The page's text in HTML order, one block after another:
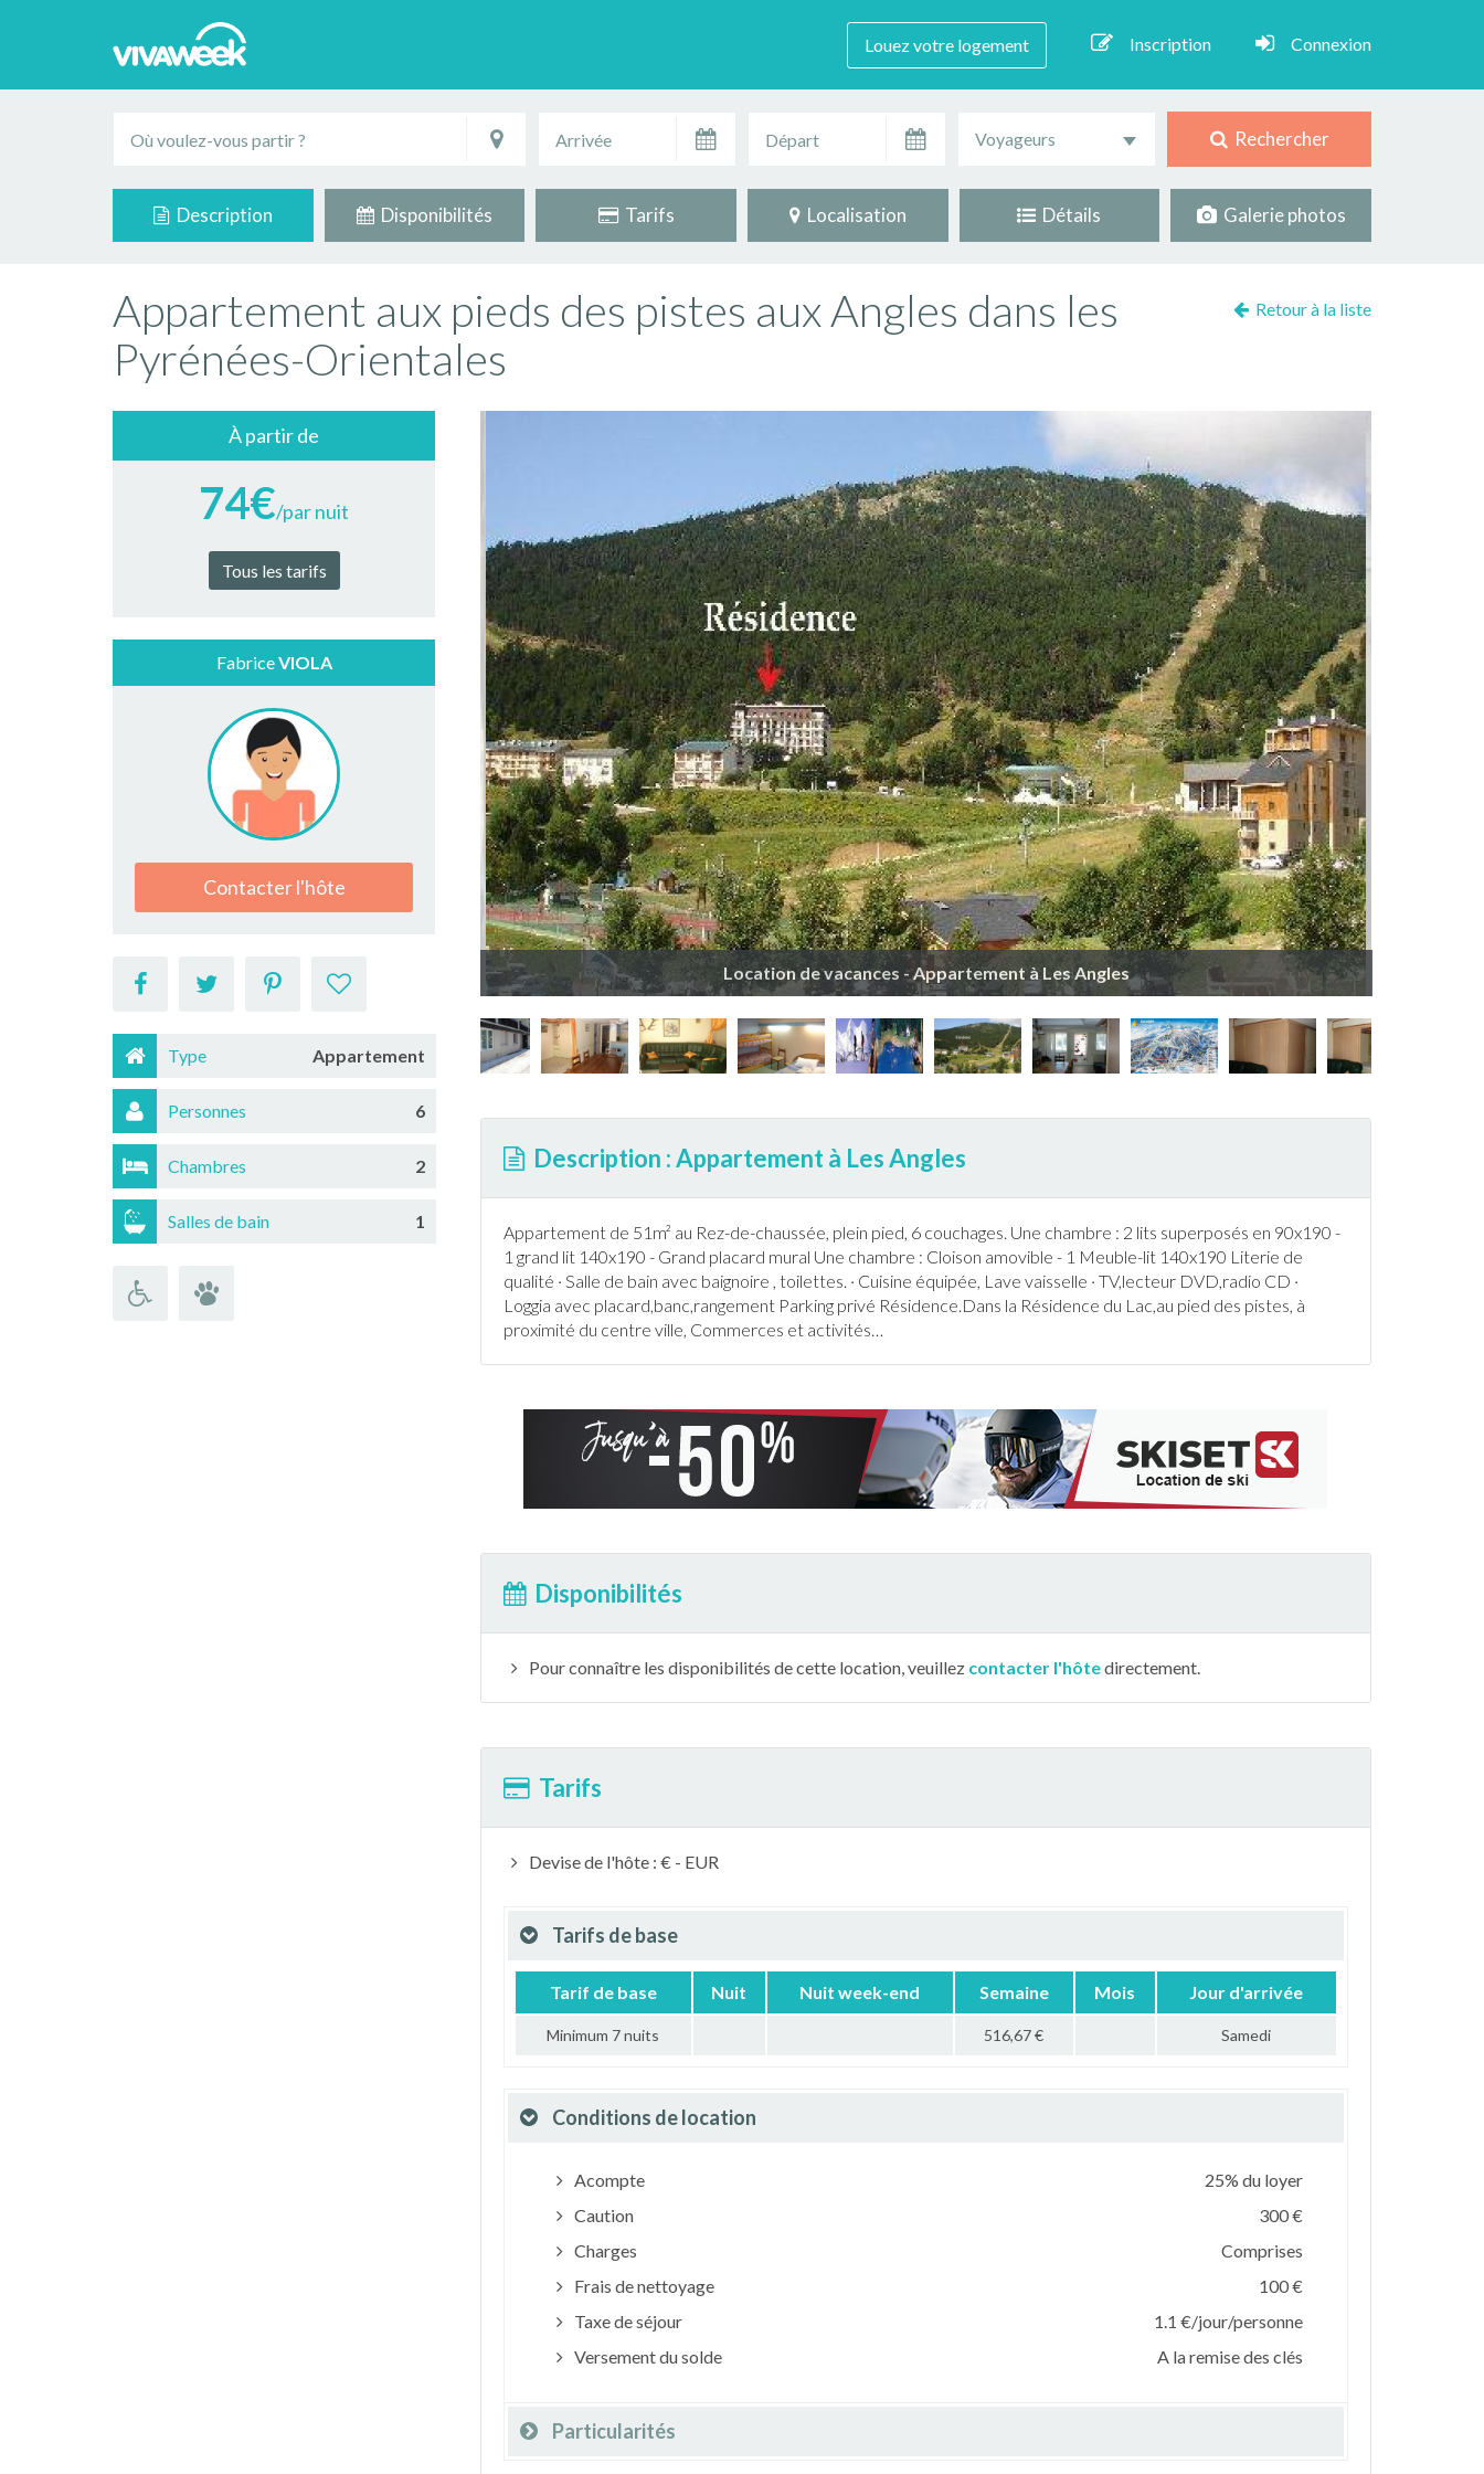
Louez votre logement Inscription Connexion
Voyageurs Rechercher
Description Disponibilités Tarifs Localisation Détails Galerie photos
Appartement aux pieds des pistes aux Angles dans les
Pyrénées-Orientales
Retour à la liste
À partir de
74€/par nuit
Tous les tarifs
FabriceVIOLA
Contacter l'hôte
Type Appartement
Personnes 6
Chambres 2
Salles de bain 1
Location de vacances - Appartement à Les Angles
Description : Appartement à Les Angles
Appartementde 51m² au Rez-de-chaussée, plein pied, 6 couchages. Une chambre : 2 lits superposés en 90x190 -
1 grand lit 140x190 - Grand placard mural Une chambre : Cloison amovible - 1 Meuble-lit 140x190 Literie de
qualité · Salle de bain avec baignoire , toilettes. · Cuisine équipée, Lave vaisselle · TV,lecteur DVD,radio CD ·
Loggia avec placard,banc,rangement Parking privé Résidence.Dans la Résidence du Lac,au pied des pistes, à
proximité du centre ville, Commerces et activités…
Disponibilités
Pour connaître les disponibilités de cette location, veuillez contacter l'hôtedirectement.
Tarifs
Devise de l'hôte : € - EUR
Tarifs de base
Tarif de base Nuit Nuit week-end Semaine Mois Jour d'arrivée
Minimum 7 nuits 516,67 € Samedi
Conditions de location
Acompte
25% du loyer
Caution
300 €
Charges
Comprises
Frais de nettoyage
100 €
Taxe de séjour
1.1 €/jour/personne
Versement du solde
A la remise des clés
Particularités